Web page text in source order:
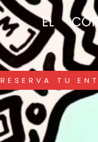
EL
RESERVA TU